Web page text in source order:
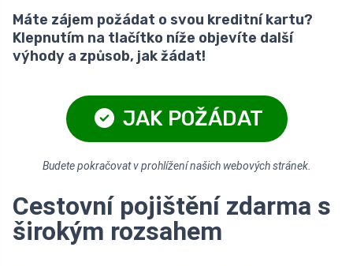
Máte zájem požádat o svou kreditní kartu?
Klepnutím na tlačítko níže objevíte další
výhody a způsob, jak žádat!
JAK POŽÁDAT
Budete pokračovat v prohlížení našich webových stránek.
Cestovní pojištění zdarma s
širokým rozsahem